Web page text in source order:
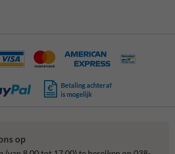
Betaling achteraf
is mogelijk
op